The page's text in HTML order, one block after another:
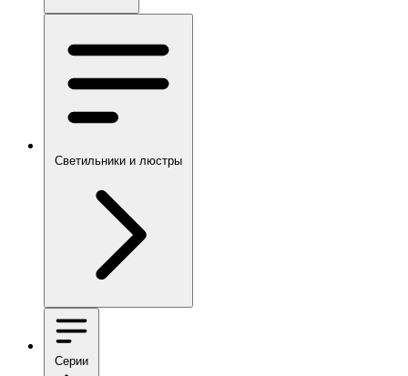
Светильники и люстры
Серии